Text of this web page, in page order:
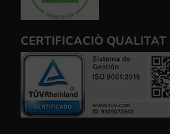
CERTIFICACIÒ